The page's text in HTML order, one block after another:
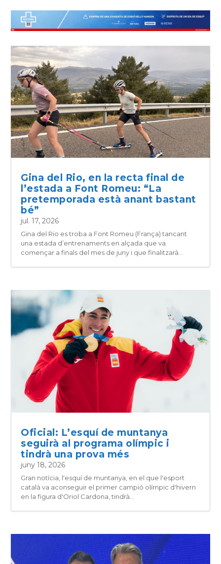
Gina del Rio, en la recta final de
l’estada a Font Romeu: “La
pretemporada està anant bastant
bé”
jul. 17, 2026
Gina del Rio es troba a Font Romeu (França) tancant
una estada d’entrenaments en alçada que va
començar a finals del mes de juny i que finalitzarà...
Oficial: L’esquí de muntanya
seguirà al programa olímpic i
tindrà una prova més
juny 18, 2026
Gran notícia, l'esquí de muntanya, en el que l'esport
català va aconseguir el primer campió olímpic d'hivern
en la figura d'Oriol Cardona, tindrà...